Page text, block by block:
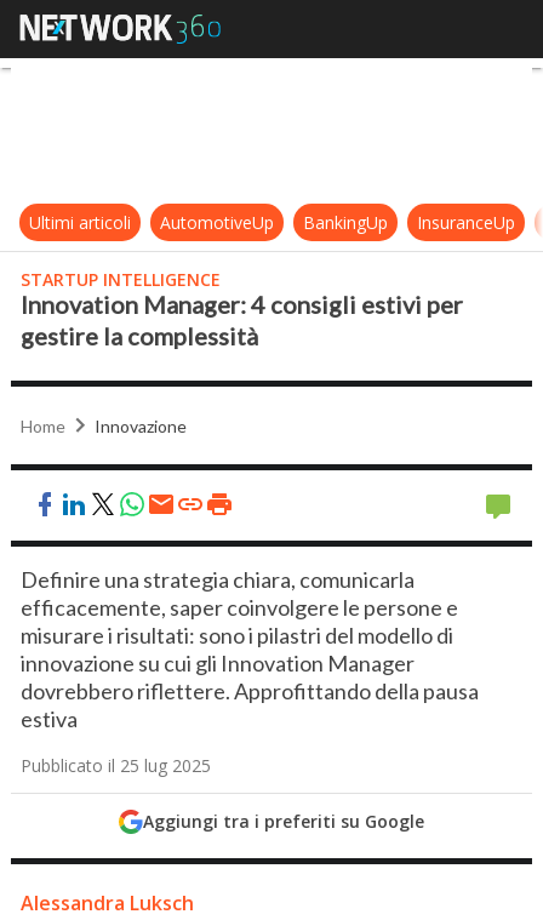
Innovation Manager: 4 consigli
Ultimi articoli AutomotiveUp BankingUp InsuranceUp
STARTUP INTELLIGENCE
Innovation Manager: 4 consigli estivi per
gestire la complessità
Home Innovazione
Definire una strategia chiara, comunicarla
efficacemente, saper coinvolgere le persone e
misurare i risultati: sono i pilastri del modello di
innovazione su cui gli Innovation Manager
dovrebbero riflettere. Approfittando della pausa
estiva
Pubblicato il 25 lug 2025
Aggiungi tra i preferiti su Google
Alessandra Luksch